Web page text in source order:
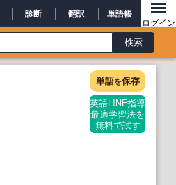
診断 翻訳 単語帳
ログイン
単語を保存
英語LINE指導
最適学習法を
無料で試す